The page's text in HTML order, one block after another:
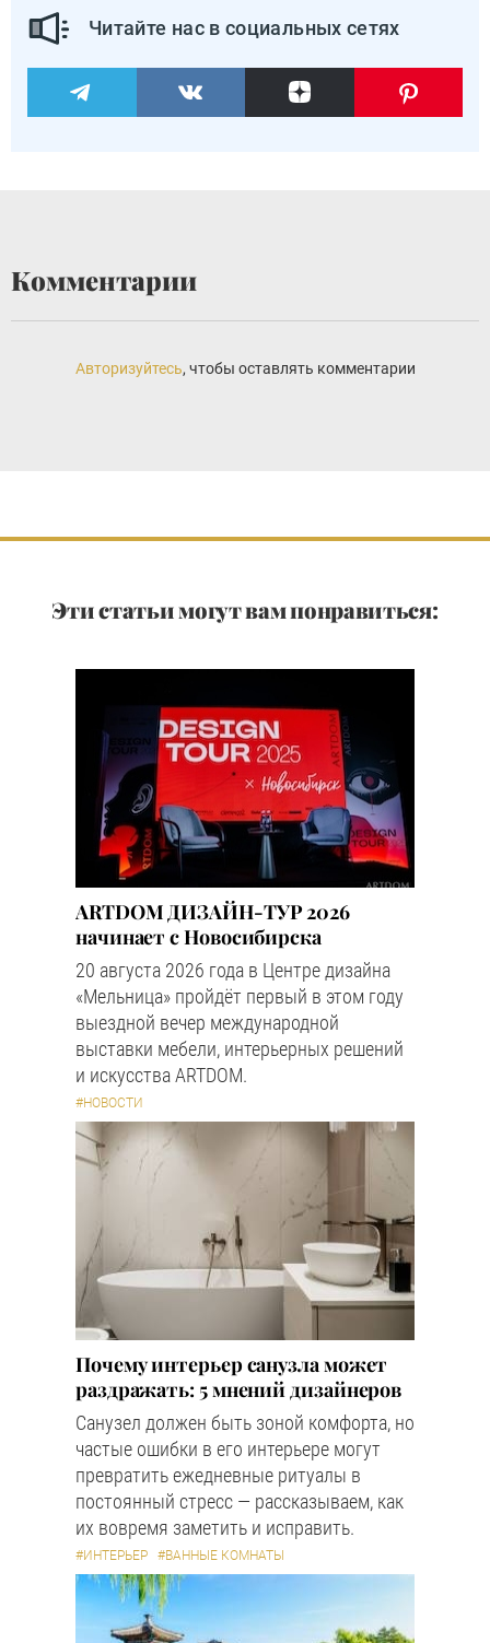
Читайте нас в социальных сетях
Комментарии
Авторизуйтесь, чтобы оставлять комментарии
Эти статьи могут вам понравиться:
ARTDOM ДИЗАЙН-ТУР 2026
начинает с Новосибирска
20 августа 2026 года в Центре дизайна
«Мельница» пройдёт первый в этом году
выездной вечер международной
выставки мебели, интерьерных решений
и искусства ARTDOM.
#НОВОСТИ
Почему интерьер санузла может
раздражать: 5 мнений дизайнеров
Санузел должен быть зоной комфорта, но
частые ошибки в его интерьере могут
превратить ежедневные ритуалы в
постоянный стресс — рассказываем, как
их вовремя заметить и исправить.
#ИНТЕРЬЕР #ВАННЫЕ КОМНАТЫ